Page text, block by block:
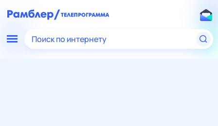
Поиск по интернету